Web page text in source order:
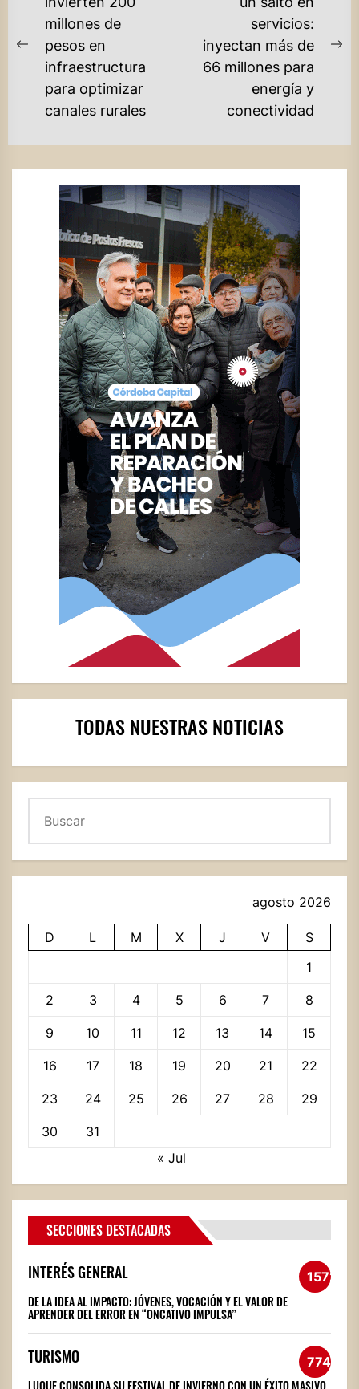
ENTRADAS
Previous
post:
millones de
pesos en
infraestructura
para optimizar
canales rurales
servicios:
inyectan más de
66 millones para
energía y
conectividad
TODAS NUESTRAS NOTICIAS
agosto 2026
D L M X J V
S
1
2 3 4 5 6 7 8
9 10 11 12 13 14 15
16 17 18 19 20 21 22
23 24 25 26 27 28 29
30
31
« Jul
SECCIONES DESTACADAS
INTERÉS GENERAL 1572
DE LA IDEA AL IMPACTO: JÓVENES, VOCACIÓN Y EL VALOR DE
APRENDER DEL ERROR EN “ONCATIVO IMPULSA”
TURISMO 774
LUQUE CONSOLIDA SU FESTIVAL DE INVIERNO CON UN ÉXITO MASIVO